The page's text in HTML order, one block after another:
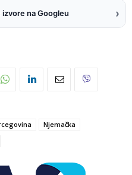
na Googleu ›
Njemačka